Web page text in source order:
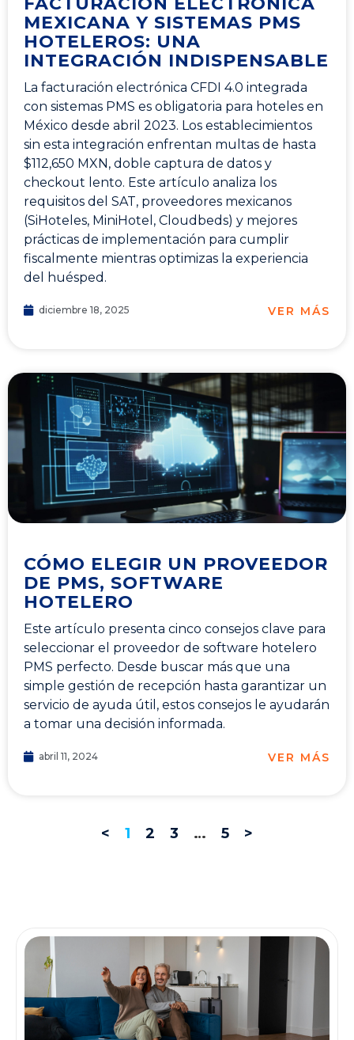
MEXICANA Y SISTEMAS PMS
HOTELEROS: UNA
INTEGRACIÓN INDISPENSABLE
La facturación electrónica CFDI 4.0 integrada
con sistemas PMS es obligatoria para hoteles en
México desde abril 2023. Los establecimientos
sin esta integración enfrentan multas de hasta
$112,650 MXN, doble captura de datos y
checkout lento. Este artículo analiza los
requisitos del SAT, proveedores mexicanos
(SiHoteles, MiniHotel, Cloudbeds) y mejores
prácticas de implementación para cumplir
fiscalmente mientras optimizas la experiencia
del huésped.
diciembre 18, 2025 VER MÁS
CÓMO ELEGIR UN PROVEEDOR
DE PMS, SOFTWARE
HOTELERO
Este artículo presenta cinco consejos clave para
seleccionar el proveedor de software hotelero
PMS perfecto. Desde buscar más que una
simple gestión de recepción hasta garantizar un
servicio de ayuda útil, estos consejos le ayudarán
a tomar una decisión informada.
abril 11, 2024 VER MÁS
< 1 2 3 … 5 >